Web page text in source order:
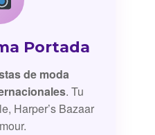
Portada
de moda
. Tu
Harper’s Bazaar